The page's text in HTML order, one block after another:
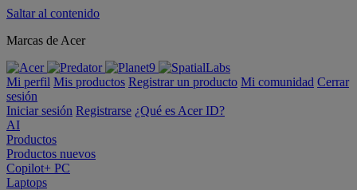
Saltar al contenido
Marcas de Acer
Mi perfil Mis productos Registrar un producto Mi comunidad Cerrar
sesión
Iniciar sesión Registrarse ¿Qué es Acer ID?
AI
Productos
Productos nuevos
Copilot+ PC
Laptops